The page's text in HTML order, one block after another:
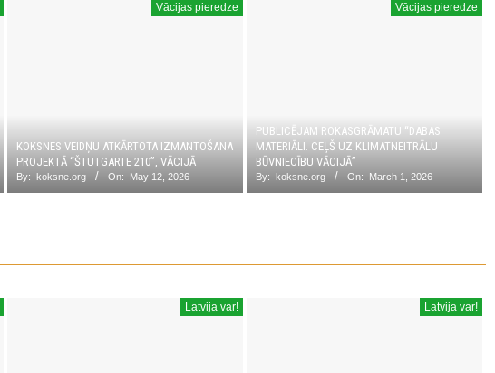
Vācijas pieredze
KOKSNES VEIDŅU ATKĀRTOTA IZMANTOŠANA
PROJEKTĀ “ŠTUTGARTE 210”, VĀCIJĀ
By: koksne.org On: May 12, 2026
Vācijas pieredze
PUBLICĒJAM ROKASGRĀMATU “DABAS
MATERIĀLI. CEĻŠ UZ KLIMATNEITRĀLU
BŪVNIECĪBU VĀCIJĀ”
By: koksne.org On: March 1, 2026
Latvija var! Latvija var!